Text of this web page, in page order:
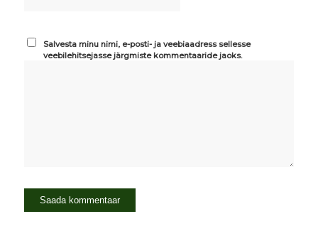
Salvesta minu nimi, e-posti- ja veebiaadress sellesse
veebilehitsejasse järgmiste kommentaaride jaoks.